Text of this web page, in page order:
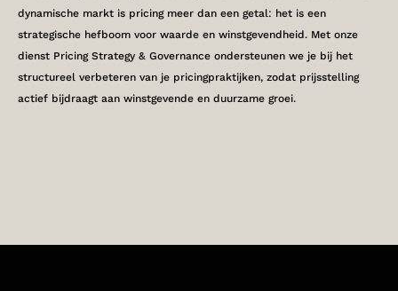
dynamische markt is pricing meer dan een getal: het is een
strategische hefboom voor waarde en winstgevendheid. Met onze
dienst Pricing Strategy & Governance ondersteunen we je bij het
structureel verbeteren van je pricingpraktijken, zodat prijsstelling
actief bijdraagt aan winstgevende en duurzame groei.